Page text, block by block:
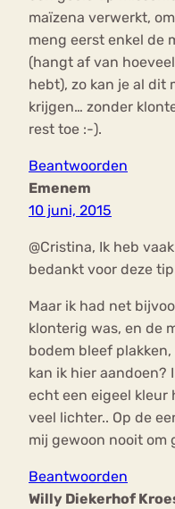
maïzena verwerkt,
meng eerst enkel de
(hangt af van
hebt), zo kan je al dit
krijgen… zonder
rest toe :-).
Beantwoorden
Emenem
10 juni, 2015
@Cristina, Ik heb
bedankt voor deze
Maar ik had net
klonterig was, en de
bodem bleef
kan ik hier aandoen?
echt een eigeel kleur
veel lichter.. Op de
mij gewoon nooit om
Beantwoorden
Willy Diekerhof